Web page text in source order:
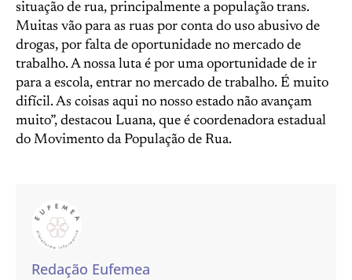
situação de rua, principalmente a população trans.
Muitas vão para as ruas por conta do uso abusivo de
drogas, por falta de oportunidade no mercado de
trabalho. A nossa luta é por uma oportunidade de ir
para a escola, entrar no mercado de trabalho. É muito
difícil. As coisas aqui no nosso estado não avançam
muito”, destacou Luana, que é coordenadora estadual
do Movimento da População de Rua.
Redação Eufemea